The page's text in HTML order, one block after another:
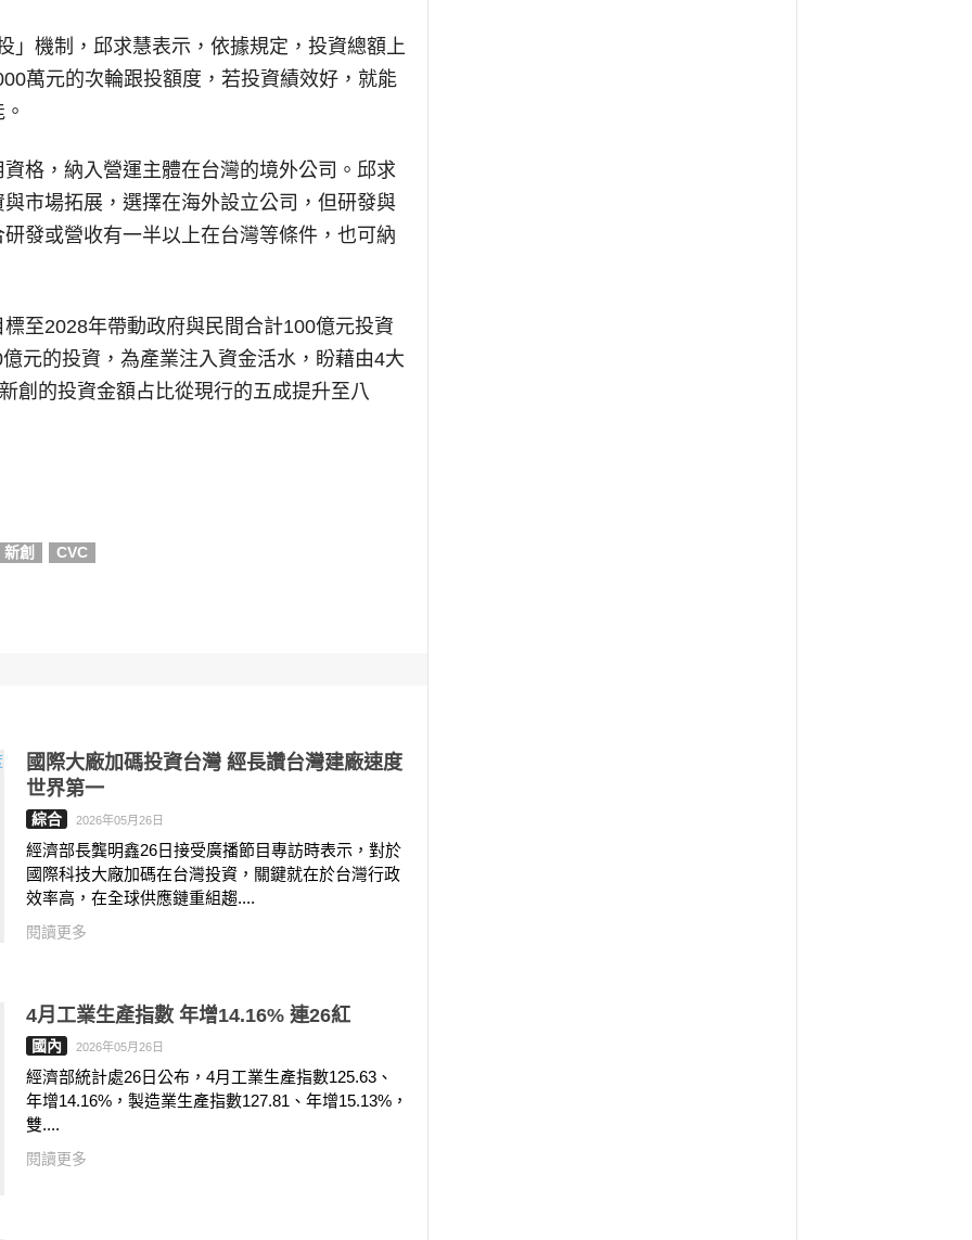
」機制，邱求慧表示，依據規定，投資總額上
萬元的次輪跟投額度，若投資績效好，就能
格，納入營運主體在台灣的境外公司。邱求
市場拓展，選擇在海外設立公司，但研發與
發或營收有一半以上在台灣等條件，也可納
至2028年帶動政府與民間合計100億元投資
元的投資，為產業注入資金活水，盼藉由4大
創的投資金額占比從現行的五成提升至八
新創 CVC
國際大廠加碼投資台灣 經長讚台灣建廠速度
世界第一
綜合 2026年05月26日
經濟部長龔明鑫26日接受廣播節目專訪時表示，對於
國際科技大廠加碼在台灣投資，關鍵就在於台灣行政
效率高，在全球供應鏈重組趨....
閱讀更多
4月工業生產指數 年增14.16% 連26紅
國內 2026年05月26日
經濟部統計處26日公布，4月工業生產指數125.63、
年增14.16%，製造業生產指數127.81、年增15.13%，
雙....
閱讀更多